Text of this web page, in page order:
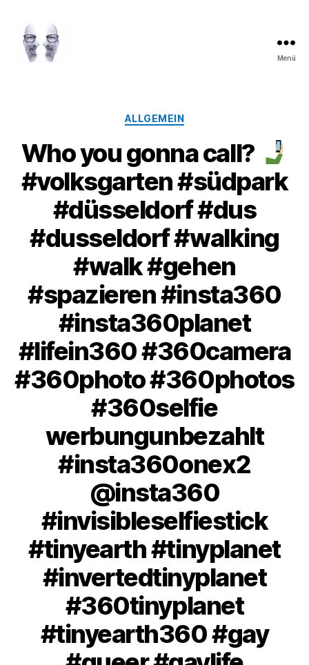
Menü
Kategorien
ALLGEMEIN
Who you gonna call?
#volksgarten #südpark
#düsseldorf #dus
#dusseldorf #walking
#walk #gehen
#spazieren #insta360
#insta360planet
#lifein360 #360camera
#360photo #360photos
#360selfie
werbungunbezahlt
#insta360onex2
@insta360
#invisibleselfiestick
#tinyearth #tinyplanet
#invertedtinyplanet
#360tinyplanet
#tinyearth360 #gay